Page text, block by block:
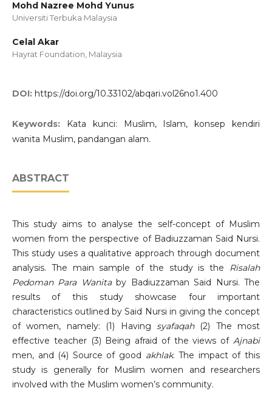
Mohd Nazree Mohd Yunus
Universiti Terbuka Malaysia
Celal Akar
Hayrat Foundation, Malaysia
DOI: https://doi.org/10.33102/abqari.vol26no1.400
Keywords:
Kata kunci: Muslim, Islam, konsep kendiri
wanita Muslim, pandangan alam.
ABSTRACT
This study aims to analyse the self-concept of Muslim
women from the perspective of Badiuzzaman Said Nursi.
This study uses a qualitative approach through document
analysis. The main sample of the study is the Risalah
Pedoman Para Wanitaby Badiuzzaman Said Nursi. The
results of this study showcase four important
characteristics outlined by Said Nursi in giving the concept
of women, namely: (1) Having syafaqah(2) The most
effective teacher (3) Being afraid of the views ofAjnabi
men, and (4) Source of good akhlak. The impact of this
study is generally for Muslim women and researchers
involved with the Muslim women’s community.